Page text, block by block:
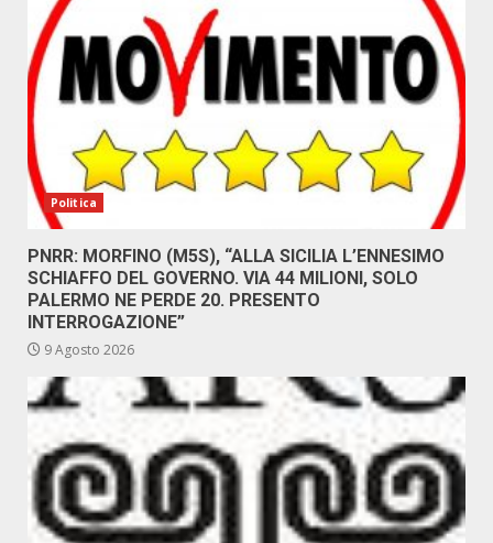
Politica
PNRR: MORFINO (M5S), “ALLA SICILIA L’ENNESIMO
SCHIAFFO DEL GOVERNO. VIA 44 MILIONI, SOLO
PALERMO NE PERDE 20. PRESENTO
INTERROGAZIONE”
9 Agosto 2026